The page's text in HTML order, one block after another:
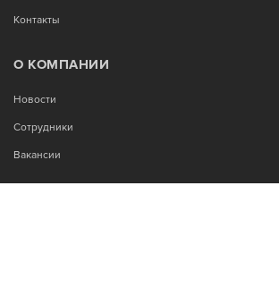
Контакты
О КОМПАНИИ
Новости
Сотрудники
Вакансии